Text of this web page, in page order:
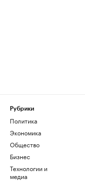
Рубрики
Политика
Экономика
Общество
Бизнес
Технологии и
медиа